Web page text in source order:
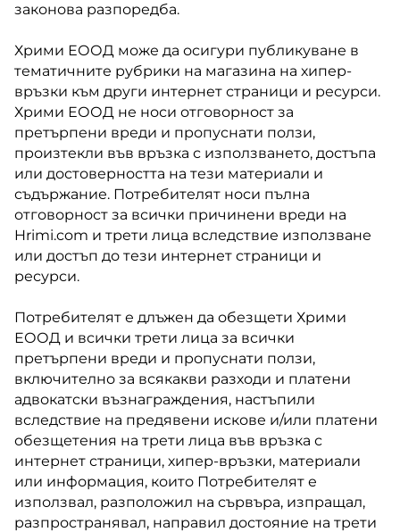
законова разпоредба.
Хрими ЕООД може да осигури публикуване в
тематичните рубрики на магазина на хипер-
връзки към други интернет страници и ресурси.
Хрими ЕООД не носи отговорност за
претърпени вреди и пропуснати ползи,
произтекли във връзка с използването, достъпа
или достоверността на тези материали и
съдържание. Потребителят носи пълна
отговорност за всички причинени вреди на
Hrimi.com и трети лица вследствие използване
или достъп до тези интернет страници и
ресурси.
Потребителят е длъжен да обезщети Хрими
ЕООД и всички трети лица за всички
претърпени вреди и пропуснати ползи,
включително за всякакви разходи и платени
адвокатски възнаграждения, настъпили
вследствие на предявени искове и/или платени
обезщетения на трети лица във връзка с
интернет страници, хипер-връзки, материали
или информация, които Потребителят е
използвал, разположил на сървъра, изпращал,
разпространявал, направил достояние на трети